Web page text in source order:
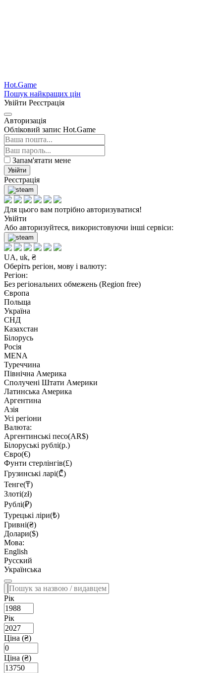
Hot.Game
Пошук найкращих цін
Увійти Реєстрація
Авторизація
Обліковий запис Hot.Game
Запам'ятати мене
Увійти
Реєстрація
Для цього вам потрібно авторизуватися!
Увійти
Або авторизуйтеся, використовуючи інші сервіси:
UA, uk, ₴
Оберіть регіон, мову і валюту:
Регіон:
Без регіональних обмежень (Region free)
Європа
Польща
Україна
СНД
Казахстан
Білорусь
Росія
MENA
Туреччина
Північна Америка
Сполучені Штати Америки
Латинська Америка
Аргентина
Азія
Усі регіони
Валюта:
Аргентинські песо(AR$)
Білоруські рублі(р.)
Євро(€)
Фунти стерлінгів(£)
Грузинські ларі(₾)
Тенге(₸)
Злоті(zł)
Рублі(₽)
Турецькі ліри(₺)
Гривні(₴)
Долари($)
Мова:
English
Русский
Українська
Рік
Рік
Ціна (₴)
Ціна (₴)